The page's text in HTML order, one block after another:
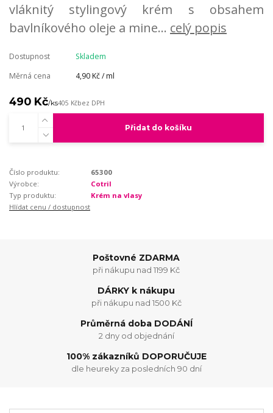
vláknitý stylingový krém s obsahem
bavlníkového oleje a mine... celý popis
Dostupnost
Skladem
Měrná cena
4,90 Kč / ml
490 Kč/ks405 Kčbez DPH
Přidat do košíku
Číslo produktu:
65300
Výrobce:
Cotril
Typ produktu:
Krém na vlasy
Hlídat cenu / dostupnost
Poštovné ZDARMA
při nákupu nad 1199 Kč
DÁRKY k nákupu
při nákupu nad 1500 Kč
Průměrná doba DODÁNÍ
2 dny od objednání
100% zákazníků DOPORUČUJE
dle heureky za posledních 90 dní